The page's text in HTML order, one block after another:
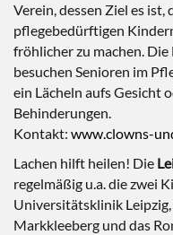
Verein, dessen Ziel es
pflegebedürftigen
fröhlicher zu machen.
besuchen Senioren im
ein Lächeln aufs Gesicht
Behinderungen.
Kontakt: www.clowns-
Lachen hilft heilen! Die
regelmäßig u.a. die zwei
Universitätsklinik
Markkleeberg und das